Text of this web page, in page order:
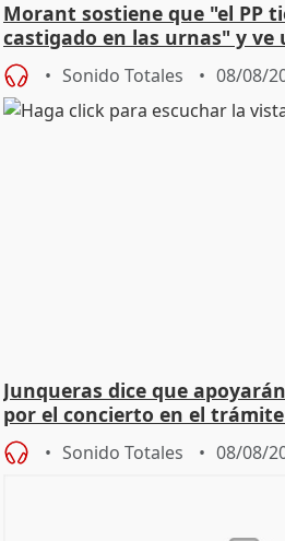
Morant sostiene que "el PP
castigado en las urnas" y ve
cambio"
Sonido Totales 08/08/
Junqueras dice que
por el concierto en el
Sonido Totales 08/08/